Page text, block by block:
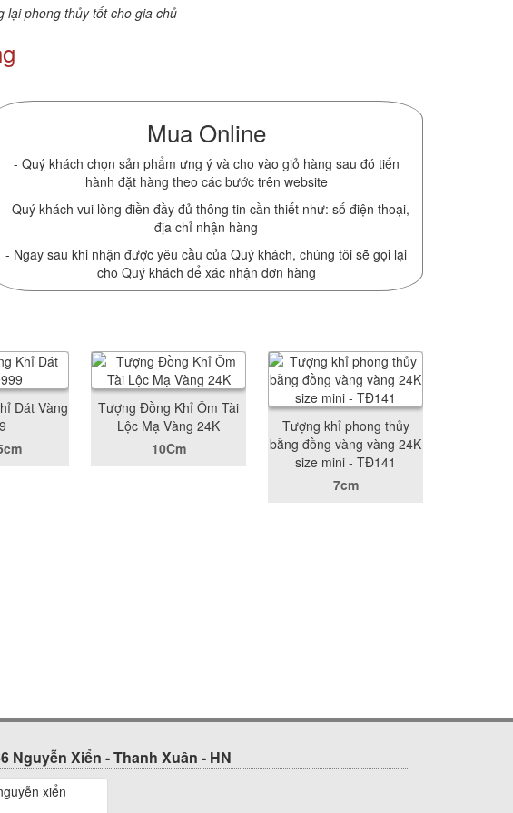
lại phong thủy tốt cho gia chủ
Mua Online
- Quý khách chọn sản phẩm ưng ý và cho vào giỏ hàng sau đó tiến
hành đặt hàng theo các bước trên website
- Quý khách vui lòng điền đầy đủ thông tin cần thiết như: số điện thoại,
địa chỉ nhận hàng
- Ngay sau khi nhận được yêu cầu của Quý khách, chúng tôi sẽ gọi lại
cho Quý khách để xác nhận đơn hàng
Dát Vàng
Tượng Đồng Khỉ Ôm Tài
Lộc Mạ Vàng 24K
10Cm
Tượng khỉ phong thủy
bằng đồng vàng vàng 24K
size mini - TĐ141
7cm
Nguyễn Xiển - Thanh Xuân - HN